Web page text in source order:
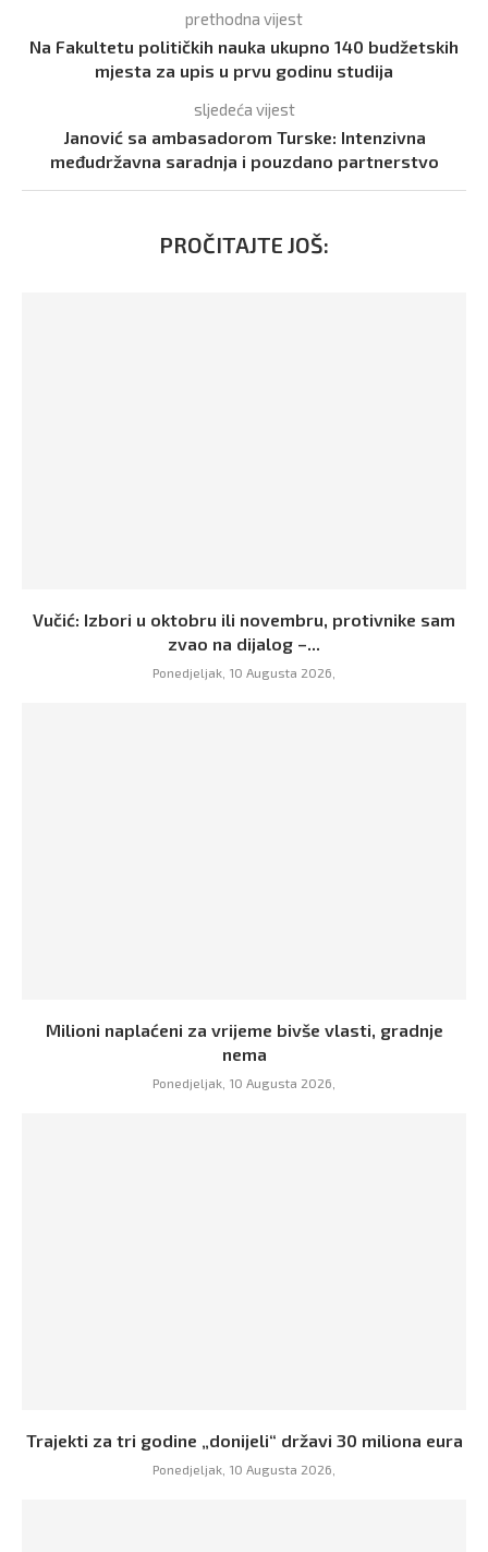
prethodna vijest
Na Fakultetu političkih nauka ukupno 140 budžetskih
mjesta za upis u prvu godinu studija
sljedeća vijest
Janović sa ambasadorom Turske: Intenzivna
međudržavna saradnja i pouzdano partnerstvo
PROČITAJTE JOŠ:
Vučić: Izbori u oktobru ili novembru, protivnike sam
zvao na dijalog –...
Ponedjeljak, 10 Augusta 2026,
Milioni naplaćeni za vrijeme bivše vlasti, gradnje
nema
Ponedjeljak, 10 Augusta 2026,
Trajekti za tri godine „donijeli“ državi 30 miliona eura
Ponedjeljak, 10 Augusta 2026,